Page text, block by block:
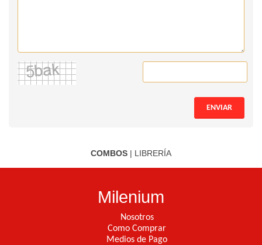
ENVIAR
COMBOS | LIBRERÍA
Milenium
Nosotros
Como Comprar
Medios de Pago